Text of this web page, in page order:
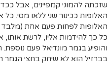
שזכתה להמוני קמפיינים, אבל
האלופות ככינור שני ללאו מסי. כל
האלופות לפחות פעם אחת (מלבד
כל כך להידמות אליו, לרשת
והופיע בגמר מונדיאל פעם
בברזיל הוא לא שיחק בחצי הגמר